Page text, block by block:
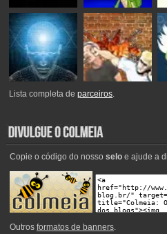
Lista completa deparceiros.
Copie o código do nosso seloe ajude a
Outros formatos de banners.